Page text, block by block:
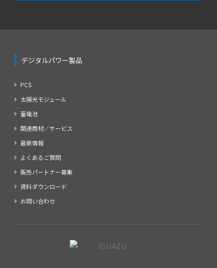
デジタルパワー製品
PCS
太陽光モジュール
蓄電池
関連商材／サービス
最新情報
よくあるご質問
販売パートナー募集
資料ダウンロード
お問い合わせ